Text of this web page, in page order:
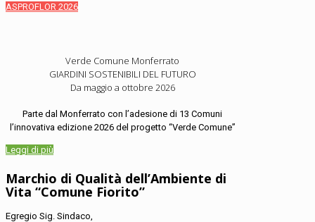
ASPROFLOR 2026
Verde Comune Monferrato
GIARDINI SOSTENIBILI DEL FUTURO
Da maggio a ottobre 2026
Parte dal Monferrato con l’adesione di 13 Comuni
l’innovativa edizione 2026 del progetto “Verde Comune”
Leggi di più
Marchio di Qualità dell’Ambiente di
Vita “Comune Fiorito”
Egregio Sig. Sindaco,